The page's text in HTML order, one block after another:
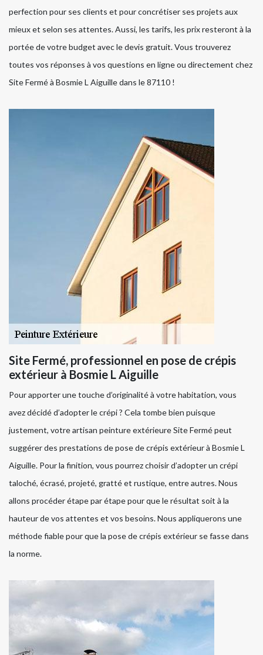
perfection pour ses clients et pour concrétiser ses projets aux
mieux et selon ses attentes. Aussi, les tarifs, les prix resteront à la
portée de votre budget avec le devis gratuit. Vous trouverez
toutes vos réponses à vos questions en ligne ou directement chez
Site Fermé à Bosmie L Aiguille dans le 87110 !
Site Fermé, professionnel en pose de crépis
extérieur à Bosmie L Aiguille
Pour apporter une touche d’originalité à votre habitation, vous
avez décidé d’adopter le crépi ? Cela tombe bien puisque
justement, votre artisan peinture extérieure Site Fermé peut
suggérer des prestations de pose de crépis extérieur à Bosmie L
Aiguille. Pour la finition, vous pourrez choisir d’adopter un crépi
taloché, écrasé, projeté, gratté et rustique, entre autres. Nous
allons procéder étape par étape pour que le résultat soit à la
hauteur de vos attentes et vos besoins. Nous appliquerons une
méthode fiable pour que la pose de crépis extérieur se fasse dans
la norme.